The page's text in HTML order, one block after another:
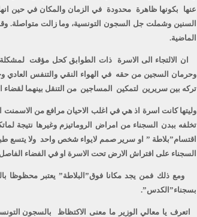
عنها
بكونها ظاهرة محدودة في الزمان والمكان في حين
السنين وشملت جل السجون التونسية، وما زالت متواصلة.
الماضية.
ان الالتجاء الى الاسرة ذات الطوابق كحل مؤقت لمشكلة
وحرمان السجين من حقه في الهواء النقي والتنفس العادي
تركه بين سريرين لتمكين المساجين من التنقل بينهما لقضاء
وليتها كانت اسرة اذ هي في اغلب الاحيان مرافع من الاسمنت
تخلفه ببدن السجناء من امراض الروماتيزم وغيرها نتيجة
اقتسام”بلاطة ” او سرير صمم لايواء شخص واحد ولا يتسع
السجناء على افتراش الارض تحت الاسرة او في الفضاء الفاصل
ومع ذلك فمن يجد مكانا فوق”البلاطة” يعتبر محظوظا
بسجناء”الكدس”.
اتعرف يا معالي الوزير ما معنى الاكتظاظ بالسجون